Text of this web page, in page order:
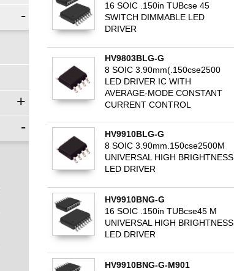
-
+
-
16 SOIC .150in TUBcse 45
SWITCH DIMMABLE LED
DRIVER
HV9803BLG-G
8 SOIC 3.90mm(.150cse2500
LED DRIVER IC WITH
AVERAGE-MODE CONSTANT
CURRENT CONTROL
HV9910BLG-G
8 SOIC 3.90mm.150cse2500M
UNIVERSAL HIGH BRIGHTNESS
LED DRIVER
HV9910BNG-G
16 SOIC .150in TUBcse45 M
UNIVERSAL HIGH BRIGHTNESS
LED DRIVER
HV9910BNG-G-M901